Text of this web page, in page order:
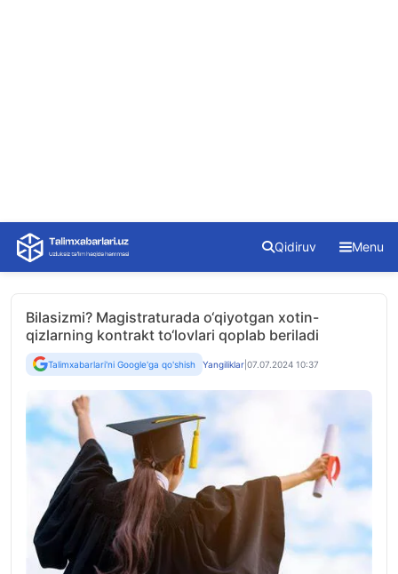
Skip
content
Qidiruv Menu
Bilasizmi? Magistraturada o‘qiyotgan xotin-
qizlarning kontrakt to‘lovlari qoplab beriladi
Talimxabarlari'ni Google'ga qo'shish Yangiliklar 07.07.2024 10:37